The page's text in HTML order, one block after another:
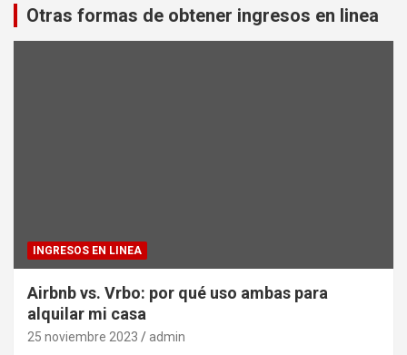
Otras formas de obtener ingresos en linea
INGRESOS EN LINEA
Airbnb vs. Vrbo: por qué uso ambas para
alquilar mi casa
25 noviembre 2023 admin